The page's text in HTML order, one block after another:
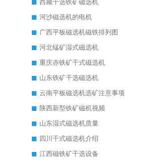
西藏干选铁矿磁选机
河沙磁选机的电机
广西平板磁选机磁铁排列图
河北锰矿湿式磁选机
重庆赤铁矿干式磁选机
山东铁矿干选磁选机
云南平板磁选机选矿注意事项
陕西新型铁矿磁机视频
山东湿式磁选机质量
四川干式磁选机介绍
江西磁铁矿干选设备